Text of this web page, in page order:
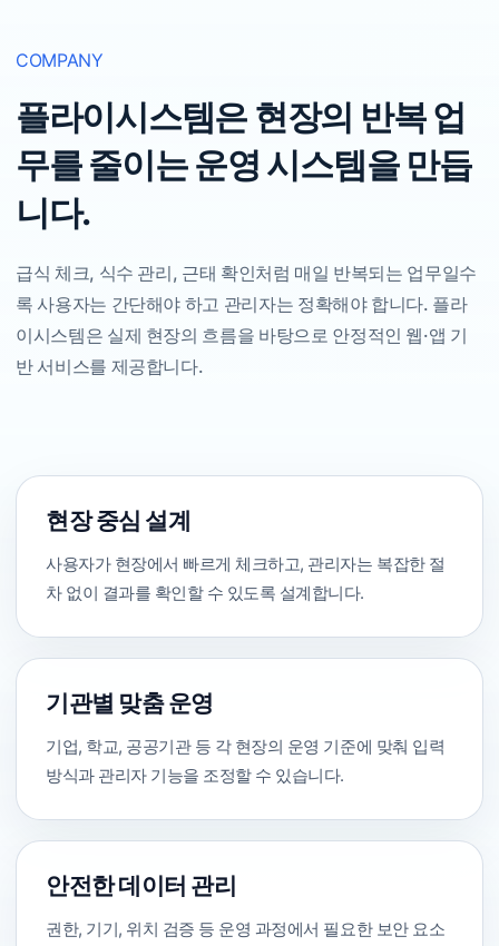
COMPANY
플라이시스템은 현장의 반복 업
무를 줄이는 운영 시스템을 만듭
니다.
급식 체크, 식수 관리, 근태 확인처럼 매일 반복되는 업무일수
록 사용자는 간단해야 하고 관리자는 정확해야 합니다. 플라
이시스템은 실제 현장의 흐름을 바탕으로 안정적인 웹·앱 기
반 서비스를 제공합니다.
현장 중심 설계
사용자가 현장에서 빠르게 체크하고, 관리자는 복잡한 절
차 없이 결과를 확인할 수 있도록 설계합니다.
기관별 맞춤 운영
기업, 학교, 공공기관 등 각 현장의 운영 기준에 맞춰 입력
방식과 관리자 기능을 조정할 수 있습니다.
안전한 데이터 관리
권한, 기기, 위치 검증 등 운영 과정에서 필요한 보안 요소